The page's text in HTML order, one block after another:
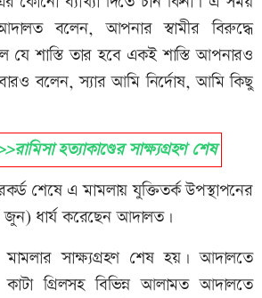
বলেন, আপনার স্বামীর বিরুদ্ধে
যে শাস্তি তার হবে একই শাস্তি আপনারও
বলেন, স্যার আমি নির্দোষ, আমি কিছু
হত্যাকাণ্ডের সাক্ষ্যগ্রহণ শেষ
শেষে এ মামলায় যুক্তিতর্ক উপস্থাপনের
ধার্য করেছেন আদালত।
সাক্ষ্যগ্রহণ শেষ হয়। আদালতে
গ্রিলসহ বিভিন্ন আলামত আদালতে